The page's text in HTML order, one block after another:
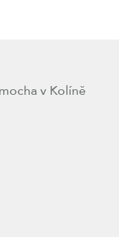
v Kolíně